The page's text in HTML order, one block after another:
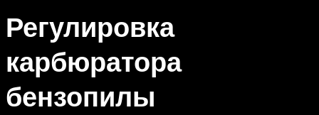
Регулировка
карбюратора
бензопилы